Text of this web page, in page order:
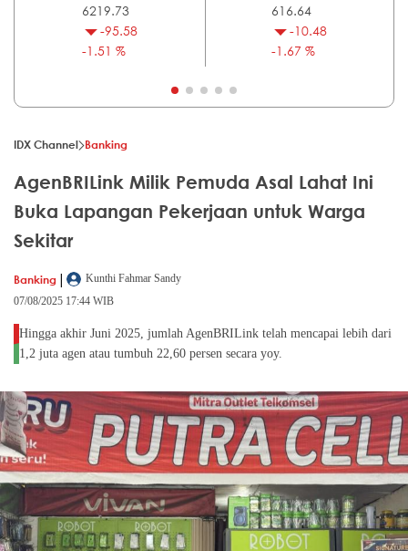
6219.73
-95.58
-1.51 %
616.64
-10.48
-1.67 %
IDX Channel Banking
AgenBRILink Milik Pemuda Asal Lahat Ini
Buka Lapangan Pekerjaan untuk Warga
Sekitar
Banking |
Kunthi Fahmar Sandy
07/08/2025 17:44 WIB
Hingga akhir Juni 2025, jumlah AgenBRILink telah mencapai lebih dari
1,2 juta agen atau tumbuh 22,60 persen secara yoy.